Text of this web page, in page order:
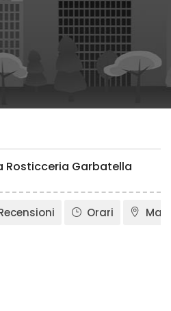
Rosticceria Garbatella
Orari